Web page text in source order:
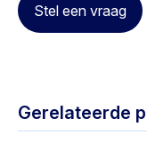
Stel een vraag
Gerelateerde